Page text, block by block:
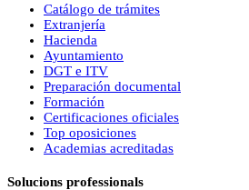
Catálogo de trámites
Extranjería
Hacienda
Ayuntamiento
DGT e ITV
Preparación documental
Formación
Certificaciones oficiales
Top oposiciones
Academias acreditadas
Solucions professionals